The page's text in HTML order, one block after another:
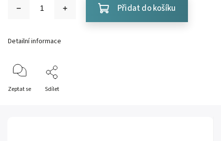
Přidat do košíku
Detailní informace
Zeptat se Sdílet